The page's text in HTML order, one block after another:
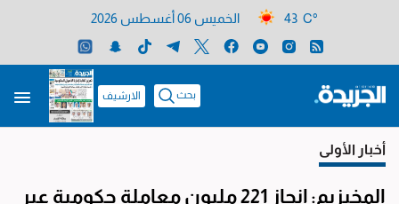
43 C° الخميس 06 أغسطس 2026
بحث الارشيف
أخبار الأولى
المخيزيم: إنجاز 221 مليون معاملة حكومية عبر